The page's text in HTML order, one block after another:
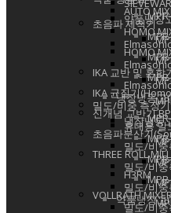
약품냉장
냉장냉동
AUTO
HOMO
HOMO
IKA 교반 및 혼합
IKA 균질기
신개념 교반기
초음파분산기
THREE ROLL MILL
H3RM
VOLLRATH
초음파 세척기
밀도/비중 측정기
휴대용 밀
밀도/비중
밀도/비중
밀도/비중
밀도/비중
냉장냉동고
약품냉장고